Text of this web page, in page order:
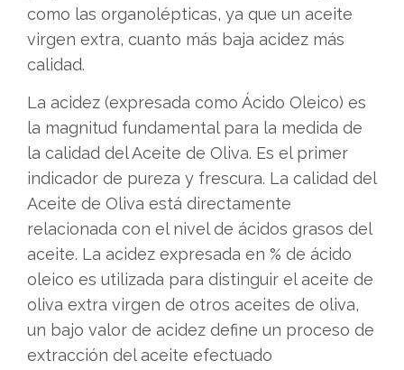
como las organolépticas, ya que un aceite
virgen extra, cuanto más baja acidez más
calidad.
La acidez (expresada como Ácido Oleico) es
la magnitud fundamental para la medida de
la calidad del Aceite de Oliva. Es el primer
indicador de pureza y frescura. La calidad del
Aceite de Oliva está directamente
relacionada con el nivel de ácidos grasos del
aceite. La acidez expresada en % de ácido
oleico es utilizada para distinguir el aceite de
oliva extra virgen de otros aceites de oliva,
un bajo valor de acidez define un proceso de
extracción del aceite efectuado